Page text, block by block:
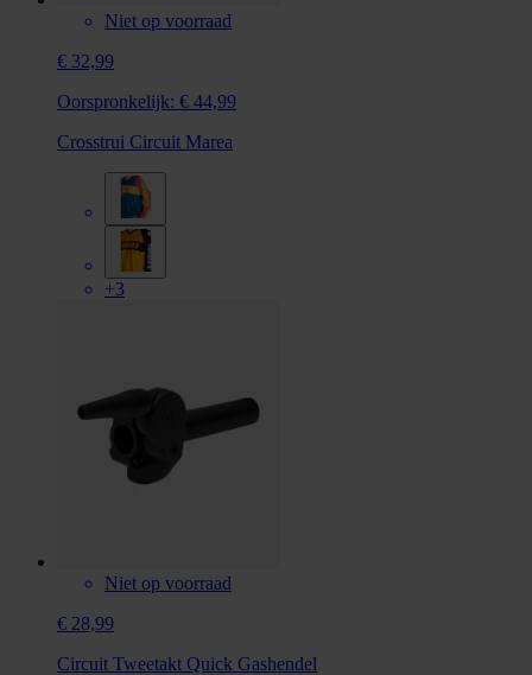
Niet op voorraad
€ 32,99
Oorspronkelijk: € 44,99
Crosstrui Circuit Marea
+3
Niet op voorraad
€ 28,99
Circuit Tweetakt Quick Gashendel